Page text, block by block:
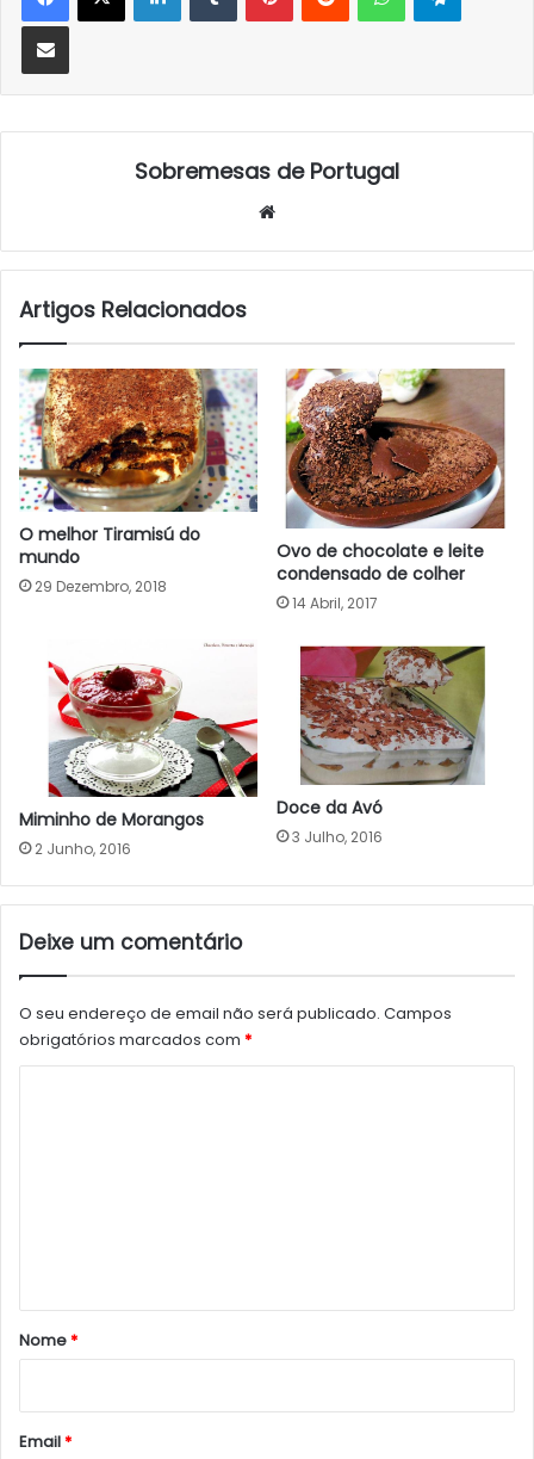
Partilhar Via Email
Sobremesas de Portugal
Artigos Relacionados
O melhor Tiramisú do
mundo
29 Dezembro, 2018
Ovo de chocolate e leite
condensado de colher
14 Abril, 2017
Miminho de Morangos
2 Junho, 2016
Doce da Avó
3 Julho, 2016
Deixe um comentário
O seu endereço de email não será publicado. Campos
obrigatórios marcados com *
r
*
Nome*
Email*